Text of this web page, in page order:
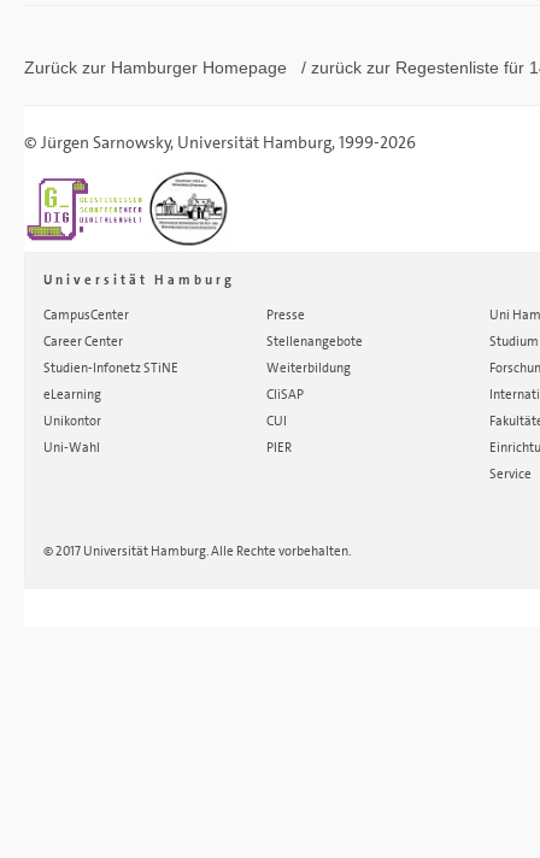
Zurück zur Hamburger Homepage / zurück zur Regestenliste für
© Jürgen Sarnowsky, Universität Hamburg, 1999-2026